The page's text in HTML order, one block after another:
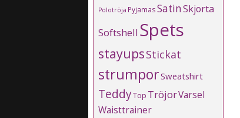
Polotröja PyjamasSatinSkjorta
Softshell Spets
stayupsStickat
strumporSweatshirt
TeddyTop TröjorVarsel
Waisttrainer